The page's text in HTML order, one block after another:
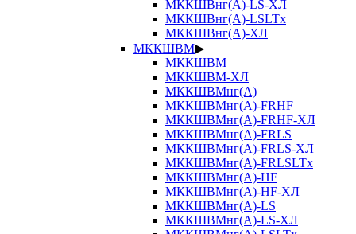
МККШВнг(А)-LS-ХЛ
МККШВнг(А)-LSLTx
МККШВнг(А)-ХЛ
МККШВМ▶
МККШВМ
МККШВМ-ХЛ
МККШВМнг(А)
МККШВМнг(А)-FRHF
МККШВМнг(А)-FRHF-ХЛ
МККШВМнг(А)-FRLS
МККШВМнг(А)-FRLS-ХЛ
МККШВМнг(А)-FRLSLTx
МККШВМнг(А)-HF
МККШВМнг(А)-HF-ХЛ
МККШВМнг(А)-LS
МККШВМнг(А)-LS-ХЛ